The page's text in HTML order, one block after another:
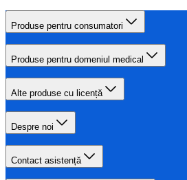
Produse pentru consumatori
Produse pentru domeniul medical
Alte produse cu licență
Despre noi
Contact asistență